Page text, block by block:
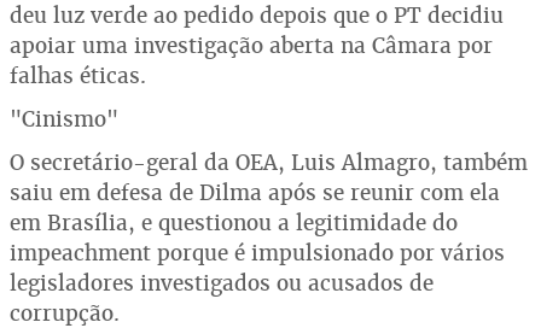
deu luz verde ao pedido depois que o PT decidiu
apoiar uma investigação aberta na Câmara por
falhas éticas.
"Cinismo"
O secretário-geral da OEA, Luis Almagro, também
saiu em defesa de Dilma após se reunir com ela
em Brasília, e questionou a legitimidade do
impeachment porque é impulsionado por vários
legisladores investigados ou acusados de
corrupção.